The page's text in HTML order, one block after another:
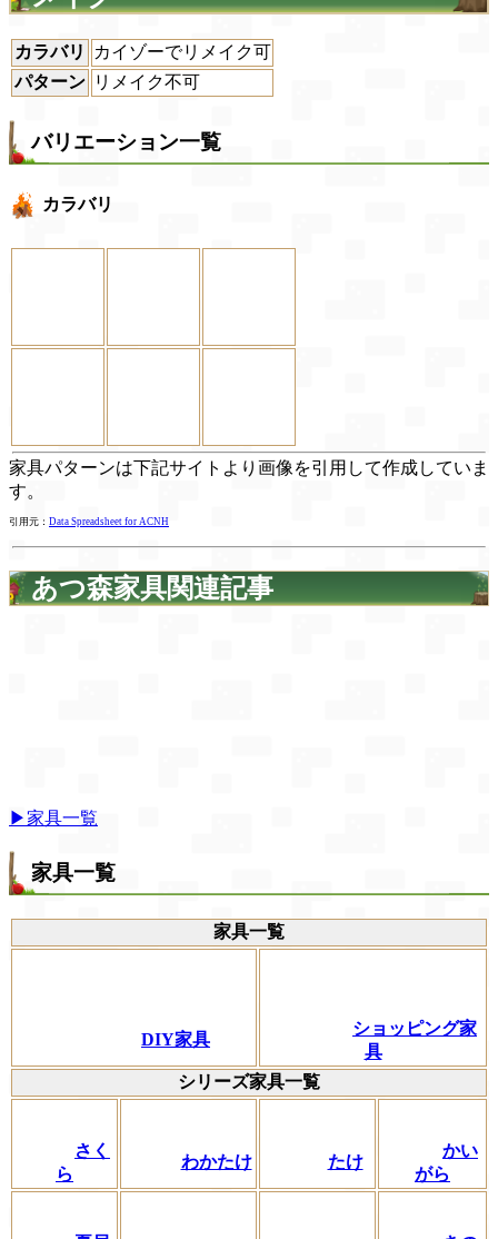
カラバリ
カイゾーでリメイク可
パターン リメイク不可
バリエーション一覧
カラバリ
家具パターンは下記サイトより画像を引用して作成していま
す。
引用元： Data Spreadsheet for ACNH
あつ森家具関連記事
▶家具一覧
家具一覧
家具一覧
DIY家具
ショッピング家
具
シリーズ家具一覧
さく
ら
わかたけ たけ
かい
がら